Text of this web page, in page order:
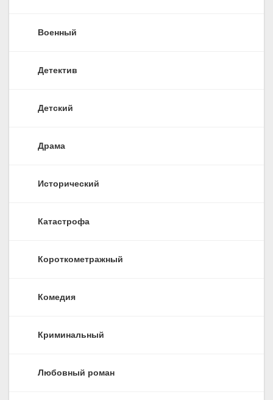
Военный
Детектив
Детский
Драма
Исторический
Катастрофа
Короткометражный
Комедия
Криминальный
Любовный роман